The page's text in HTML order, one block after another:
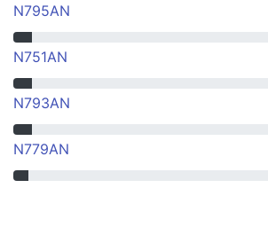
N795AN
N751AN
N793AN
N779AN